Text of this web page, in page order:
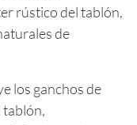
rústico del tablón,
de
los ganchos de
tablón,